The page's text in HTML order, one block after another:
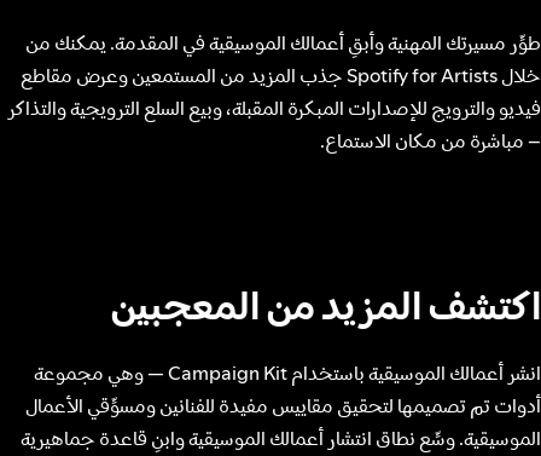
طوِّر مسيرتك المهنية وأبقِ أعمالك الموسيقية في المقدمة. يمكنك من
خلال Spotify for Artists جذب المزيد من المستمعين وعرض مقاطع
فيديو والترويج للإصدارات المبكرة المقبلة، وبيع السلع الترويجية والتذاكر
– مباشرة من مكان الاستماع.
اكتشف المزيد من المعجبين
انشر أعمالك الموسيقية باستخدام Campaign Kit — وهي مجموعة
أدوات تم تصميمها لتحقيق مقاييس مفيدة للفنانين ومسوِّقي الأعمال
الموسيقية. وسِّع نطاق انتشار أعمالك الموسيقية وابنِ قاعدة جماهيرية